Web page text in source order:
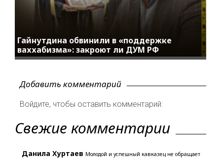
Гайнутдина обвинили в «поддержке
ваххабизма»: закроют ли ДУМ РФ
Добавить комментарий
Войдите, чтобы оставить комментарий:
Свежие комментарии
Данила Хуртаев Молодой и успешный кавказец не обращает